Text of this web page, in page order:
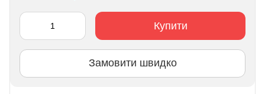
Купити
Замовити швидко